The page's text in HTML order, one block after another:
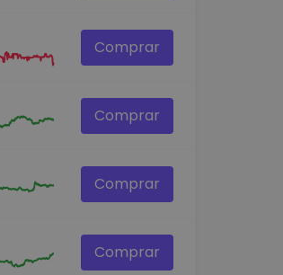
Comprar
Comprar
Comprar
Comprar